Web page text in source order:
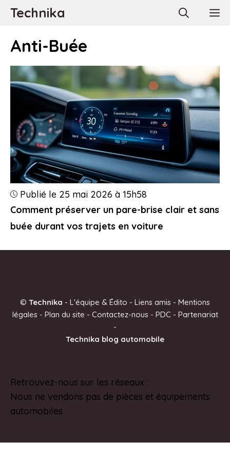
AllerTechnika
Anti-Buée
Comment préserver un pare-brise clair et sans
buée durant vos trajets en voiture
Publié le 25 mai 2026 à 15h58
© Technika - L'équipe & Édito - Liens amis - Mentions
légales- Plan du site - Contactez-nous- PDC - Partenariat
-
Technika blog automobile
Retrouvez-nous sur les réseaux :
Nous ne vendons pas de pièces et équipements
automobiles